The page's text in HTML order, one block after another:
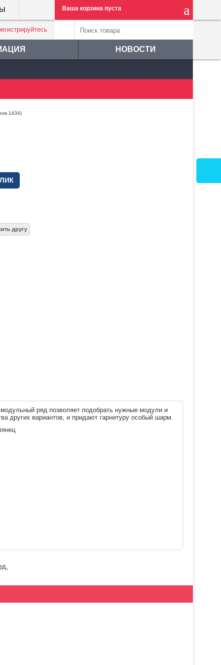
Ваша корзина пуста
НОВОСТИ
1434)
ряд позволяет подобрать нужные модули и
других вариантов, и придают гарнитуру особый шарм.